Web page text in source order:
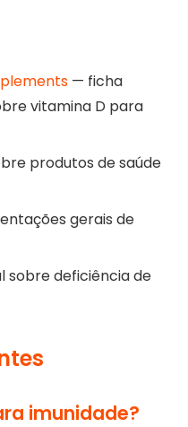
— ficha
vitamina D para
produtos de saúde
gerais de
sobre deficiência de
imunidade?